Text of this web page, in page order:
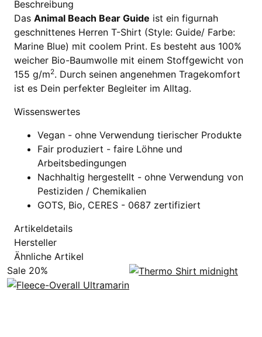
Beschreibung
Das Animal Beach Bear Guide ist ein figurnah
geschnittenes Herren T-Shirt (Style: Guide/ Farbe:
Marine Blue) mit coolem Print. Es besteht aus 100%
weicher Bio-Baumwolle mit einem Stoffgewicht von
155 g/m2. Durch seinen angenehmen Tragekomfort
ist es Dein perfekter Begleiter im Alltag.
Wissenswertes
Vegan - ohne Verwendung tierischer Produkte
Fair produziert - faire Löhne und
Arbeitsbedingungen
Nachhaltig hergestellt - ohne Verwendung von
Pestiziden / Chemikalien
GOTS, Bio, CERES - 0687 zertifiziert
Artikeldetails
Hersteller
Ähnliche Artikel
Sale 20%